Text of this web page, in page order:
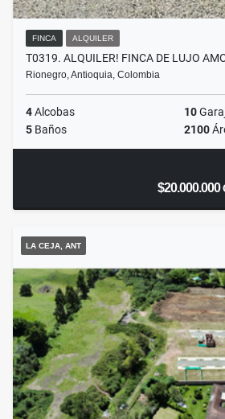
FINCA ALQUILER
T0319. ALQUILER! FINCA DE LUJO
Rionegro, Antioquia, Colombia
4Alcobas 10
5 Baños 2100
$20.000.000
LA CEJA, ANT